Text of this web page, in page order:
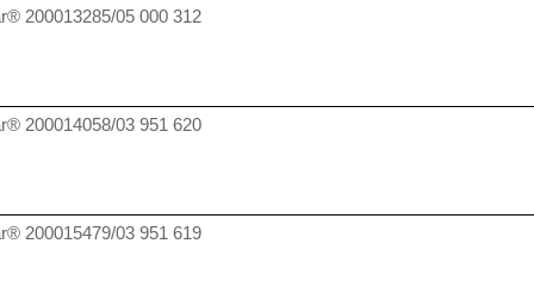
200013285/05 000 312
200014058/03 951 620
200015479/03 951 619